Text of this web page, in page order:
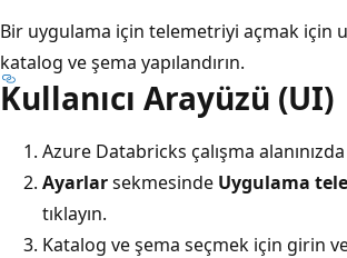
Bir uygulama için telemetriyi açmak için
katalog ve şema yapılandırın.
Kullanıcı Arayüzü (UI)
Azure Databricks çalışma
Ayarlarsekmesinde Uygulama
tıklayın.
Katalog ve şema seçmek için girin